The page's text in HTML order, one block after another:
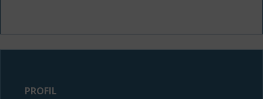
PROFIL